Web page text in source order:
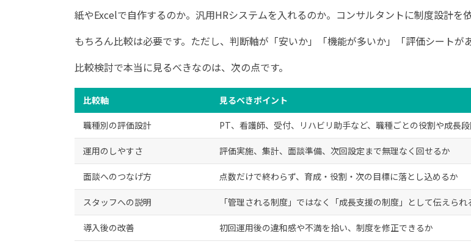
紙やExcelで自作するのか。汎用HRシステムを入れるのか。コンサルタントに制度設計を
もちろん比較は必要です。ただし、判断軸が「安いか」「機能が多いか」「評価シートが
比較検討で本当に見るべきなのは、次の点です。
比較軸 見るべきポイント
職種別の評価設計 PT、看護師、受付、リハビリ助手など、職種ごとの役割や成長
運用のしやすさ 評価実施、集計、面談準備、次回設定まで無理なく回せるか
面談へのつなげ方 点数だけで終わらず、育成・役割・次の目標に落とし込めるか
スタッフへの説明 「管理される制度」ではなく「成長支援の制度」として伝えられ
導入後の改善 初回運用後の違和感や不満を拾い、制度を修正できるか